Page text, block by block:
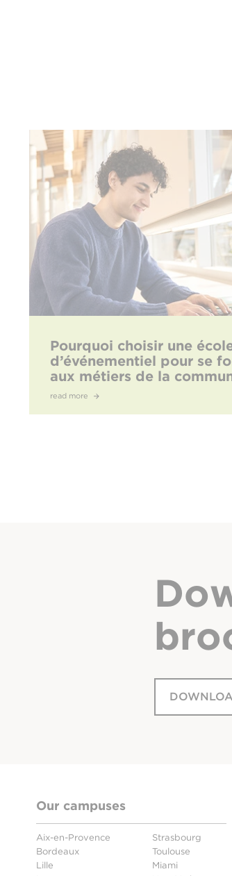
Pourquoi choisir une
d’événementiel pour se
aux métiers de la
?
read more
Our campuses
Aix-en-Provence
Bordeaux
Lille
Strasbourg
Toulouse
Miami